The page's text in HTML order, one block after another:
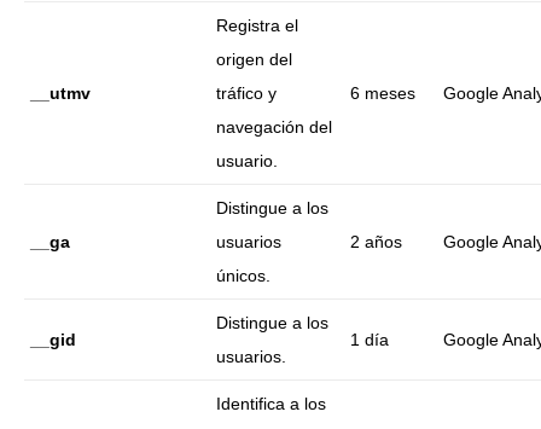
__utmv
Registra el
origen del
tráfico y
navegación del
usuario.
6 meses Google
__ga
Distingue a los
usuarios
únicos.
2 años Google
__gid
Distingue a los
usuarios.
1 día Google
Identifica a los